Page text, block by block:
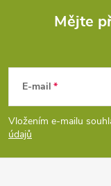
p
a
Mějte
E-mail
Vložením e-mailu
údajů